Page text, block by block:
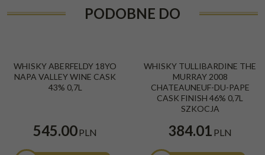
PODOBNE DO
WHISKY ABERFELDY 18YO
NAPA VALLEY WINE CASK
43% 0,7L
545.00PLN
WHISKY TULLIBARDINE THE
MURRAY 2008
CHATEAUNEUF-DU-PAPE
CASK FINISH 46% 0,7L
SZKOCJA
384.01 PLN